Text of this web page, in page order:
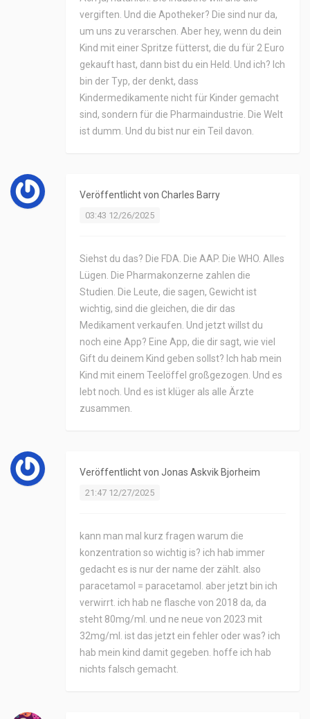
vergiften. Und die Apotheker? Die sind nur da,
um uns zu verarschen. Aber hey, wenn du dein
Kind mit einer Spritze fütterst, die du für 2 Euro
gekauft hast, dann bist du ein Held. Und ich? Ich
bin der Typ, der denkt, dass
Kindermedikamente nicht für Kinder gemacht
sind, sondern für die Pharmaindustrie. Die Welt
ist dumm. Und du bist nur ein Teil davon.
Veröffentlicht von Charles Barry
03:43 12/26/2025
Siehst du das? Die FDA. Die AAP. Die WHO. Alles
Lügen. Die Pharmakonzerne zahlen die
Studien. Die Leute, die sagen, Gewicht ist
wichtig, sind die gleichen, die dir das
Medikament verkaufen. Und jetzt willst du
noch eine App? Eine App, die dir sagt, wie viel
Gift du deinem Kind geben sollst? Ich hab mein
Kind mit einem Teelöffel großgezogen. Und es
lebt noch. Und es ist klüger als alle Ärzte
zusammen.
Veröffentlicht von Jonas Askvik Bjorheim
21:47 12/27/2025
kann man mal kurz fragen warum die
konzentration so wichtig is? ich hab immer
gedacht es is nur der name der zählt. also
paracetamol = paracetamol. aber jetzt bin ich
verwirrt. ich hab ne flasche von 2018 da, da
steht 80mg/ml. und ne neue von 2023 mit
32mg/ml. ist das jetzt ein fehler oder was? ich
hab mein kind damit gegeben. hoffe ich hab
nichts falsch gemacht.